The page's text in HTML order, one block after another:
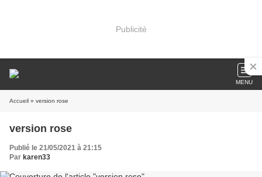
Publicité
MENU
Accueil » version rose
version rose
Publié le 21/05/2021 à 21:15
Par karen33